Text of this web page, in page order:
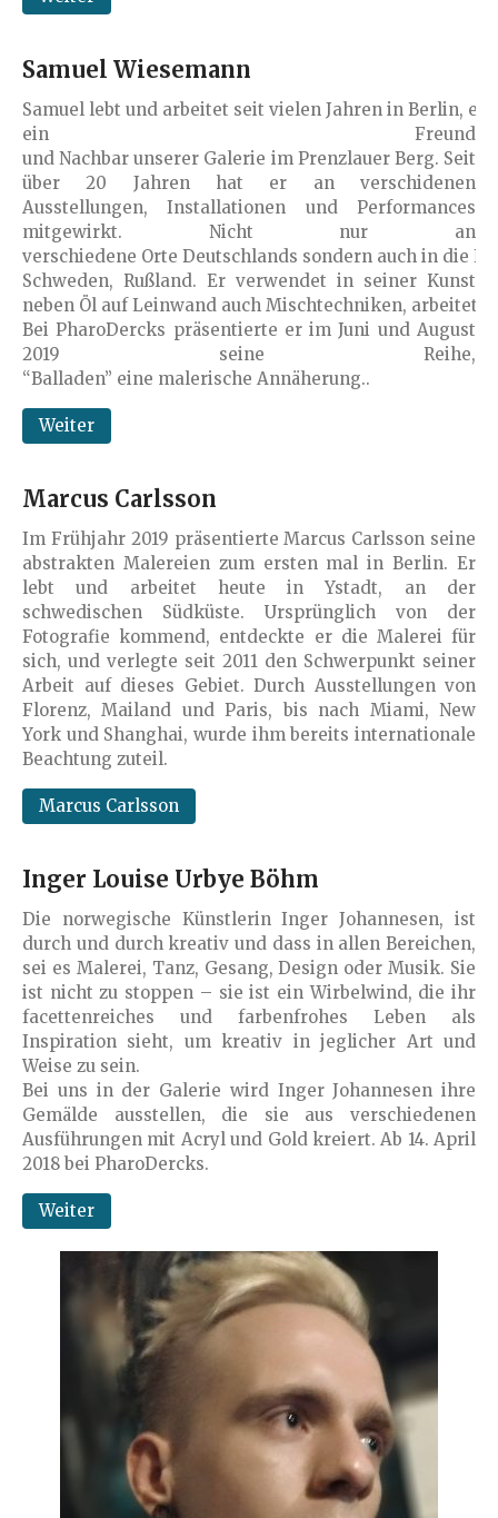
Samuel Wiesemann
Samuel lebt und arbeitet seit vielen Jahren in Berlin, er
ein Freund
und Nachbar unserer Galerie im Prenzlauer Berg. Seit
über 20 Jahren hat er an verschidenen
Ausstellungen, Installationen und Performances
mitgewirkt. Nicht nur an
verschiedene Orte Deutschlands sondern auch in die
Schweden, Rußland. Er verwendet in seiner Kunst
neben Öl auf Leinwand auch Mischtechniken, arbeitet
Bei PharoDercks präsentierte er im Juni und August
2019 seine Reihe,
“Balladen” eine malerische Annäherung..
Weiter
Marcus Carlsson
Im Frühjahr 2019 präsentierte Marcus Carlsson seine
abstrakten Malereien zum ersten mal in Berlin. Er
lebt und arbeitet heute in Ystadt, an der
schwedischen Südküste. Ursprünglich von der
Fotografie kommend, entdeckte er die Malerei für
sich, und verlegte seit 2011 den Schwerpunkt seiner
Arbeit auf dieses Gebiet. Durch Ausstellungen von
Florenz, Mailand und Paris, bis nach Miami, New
York und Shanghai, wurde ihm bereits internationale
Beachtung zuteil.
Marcus Carlsson
Inger Louise Urbye Böhm
Die norwegische Künstlerin Inger Johannesen, ist
durch und durch kreativ und dass in allen Bereichen,
sei es Malerei, Tanz, Gesang, Design oder Musik. Sie
ist nicht zu stoppen – sie ist ein Wirbelwind, die ihr
facettenreiches und farbenfrohes Leben als
Inspiration sieht, um kreativ in jeglicher Art und
Weise zu sein.
Bei uns in der Galerie wird Inger Johannesen ihre
Gemälde ausstellen, die sie aus verschiedenen
Ausführungen mit Acryl und Gold kreiert. Ab 14. April
2018 bei PharoDercks.
Weiter